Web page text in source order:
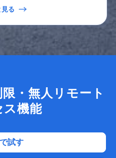
る
・無人リモート
ス機能
試す